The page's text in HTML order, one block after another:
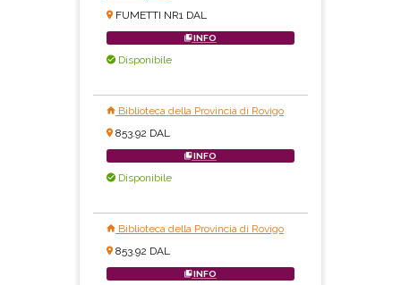
FUMETTI NR1 DAL
INFO
Disponibile
Biblioteca della Provincia di Rovigo
853.92 DAL
INFO
Disponibile
Biblioteca della Provincia di Rovigo
853.92 DAL
INFO